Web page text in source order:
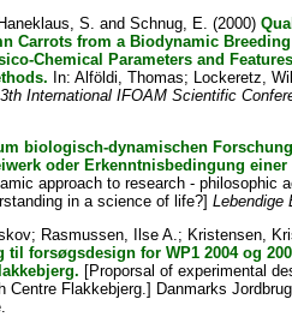
Haneklaus, S. andSchnug, E. (2000)
Carrots from a Biodynamic
Chemical Parameters and
In:Alföldi, Thomas; Lockeretz,
International IFOAM Scientific
biologisch-dynamischen
oder Erkenntnisbedingung einer
approach to research - philosophic
in a science of life?]Lebendige
; Rasmussen, Ilse A.; Kristensen,
til forsøgsdesign for WP1 2004 og
[Proporsal of experimental
Centre Flakkebjerg.] Danmarks